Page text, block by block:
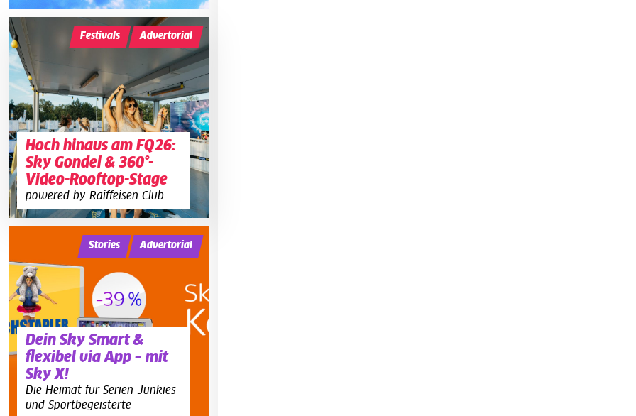
Hoch hinaus am FQ26:
Sky Gondel & 360°-
Video-Rooftop-Stage
powered by Raiffeisen Club
Festivals Advertorial
Dein Sky Smart &
flexibel via App – mit
Sky X!
Die Heimat für Serien-Junkies
und Sportbegeisterte
Stories Advertorial